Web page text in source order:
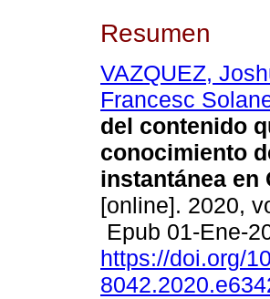
Resumen
VAZQUEZ,
Francesc
del contenido
conocimiento
instantánea en
[online]. 2020,
Epub 01-Ene-
https://doi.org/